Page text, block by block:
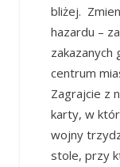
bliżej.
hazardu –
zakazanych
centrum
Zagrajcie z
karty, w
wojny
stole, przy